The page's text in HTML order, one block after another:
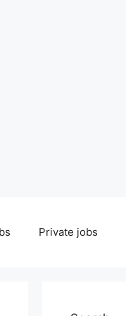
Private jobs